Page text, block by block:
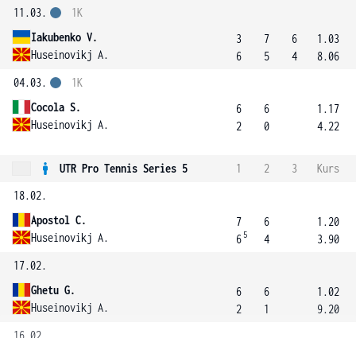
11.03.
Iakubenko V.
Huseinovikj A.
1K
3
6
7
5
6
4
1.03
8.06
04.03.
Cocola S.
Huseinovikj A.
1K
6
2
6
0
1.17
4.22
UTR Pro Tennis Series 5 1 2 3
Kurs
18.02.
Apostol C.
Huseinovikj A.
7
6 5
6
4
1.20
3.90
17.02.
Ghetu G.
Huseinovikj A.
6
2
6
1
1.02
9.20
16.02.